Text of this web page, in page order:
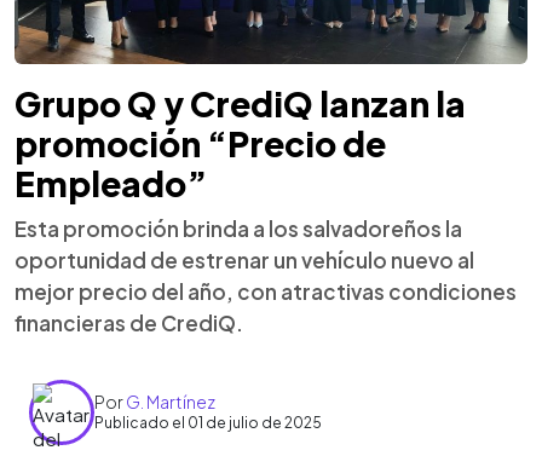
Grupo Q y CrediQ lanzan la
promoción “Precio de
Empleado”
Esta promoción brinda a los salvadoreños la
oportunidad de estrenar un vehículo nuevo al
mejor precio del año, con atractivas condiciones
financieras de CrediQ.
PorG. Martínez
Publicado el 01 de julio de 2025